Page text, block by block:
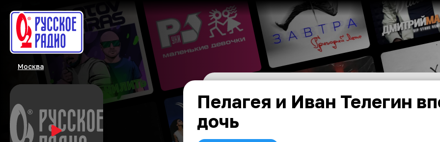
Москва
Пелагея и Иван Телегин
дочь